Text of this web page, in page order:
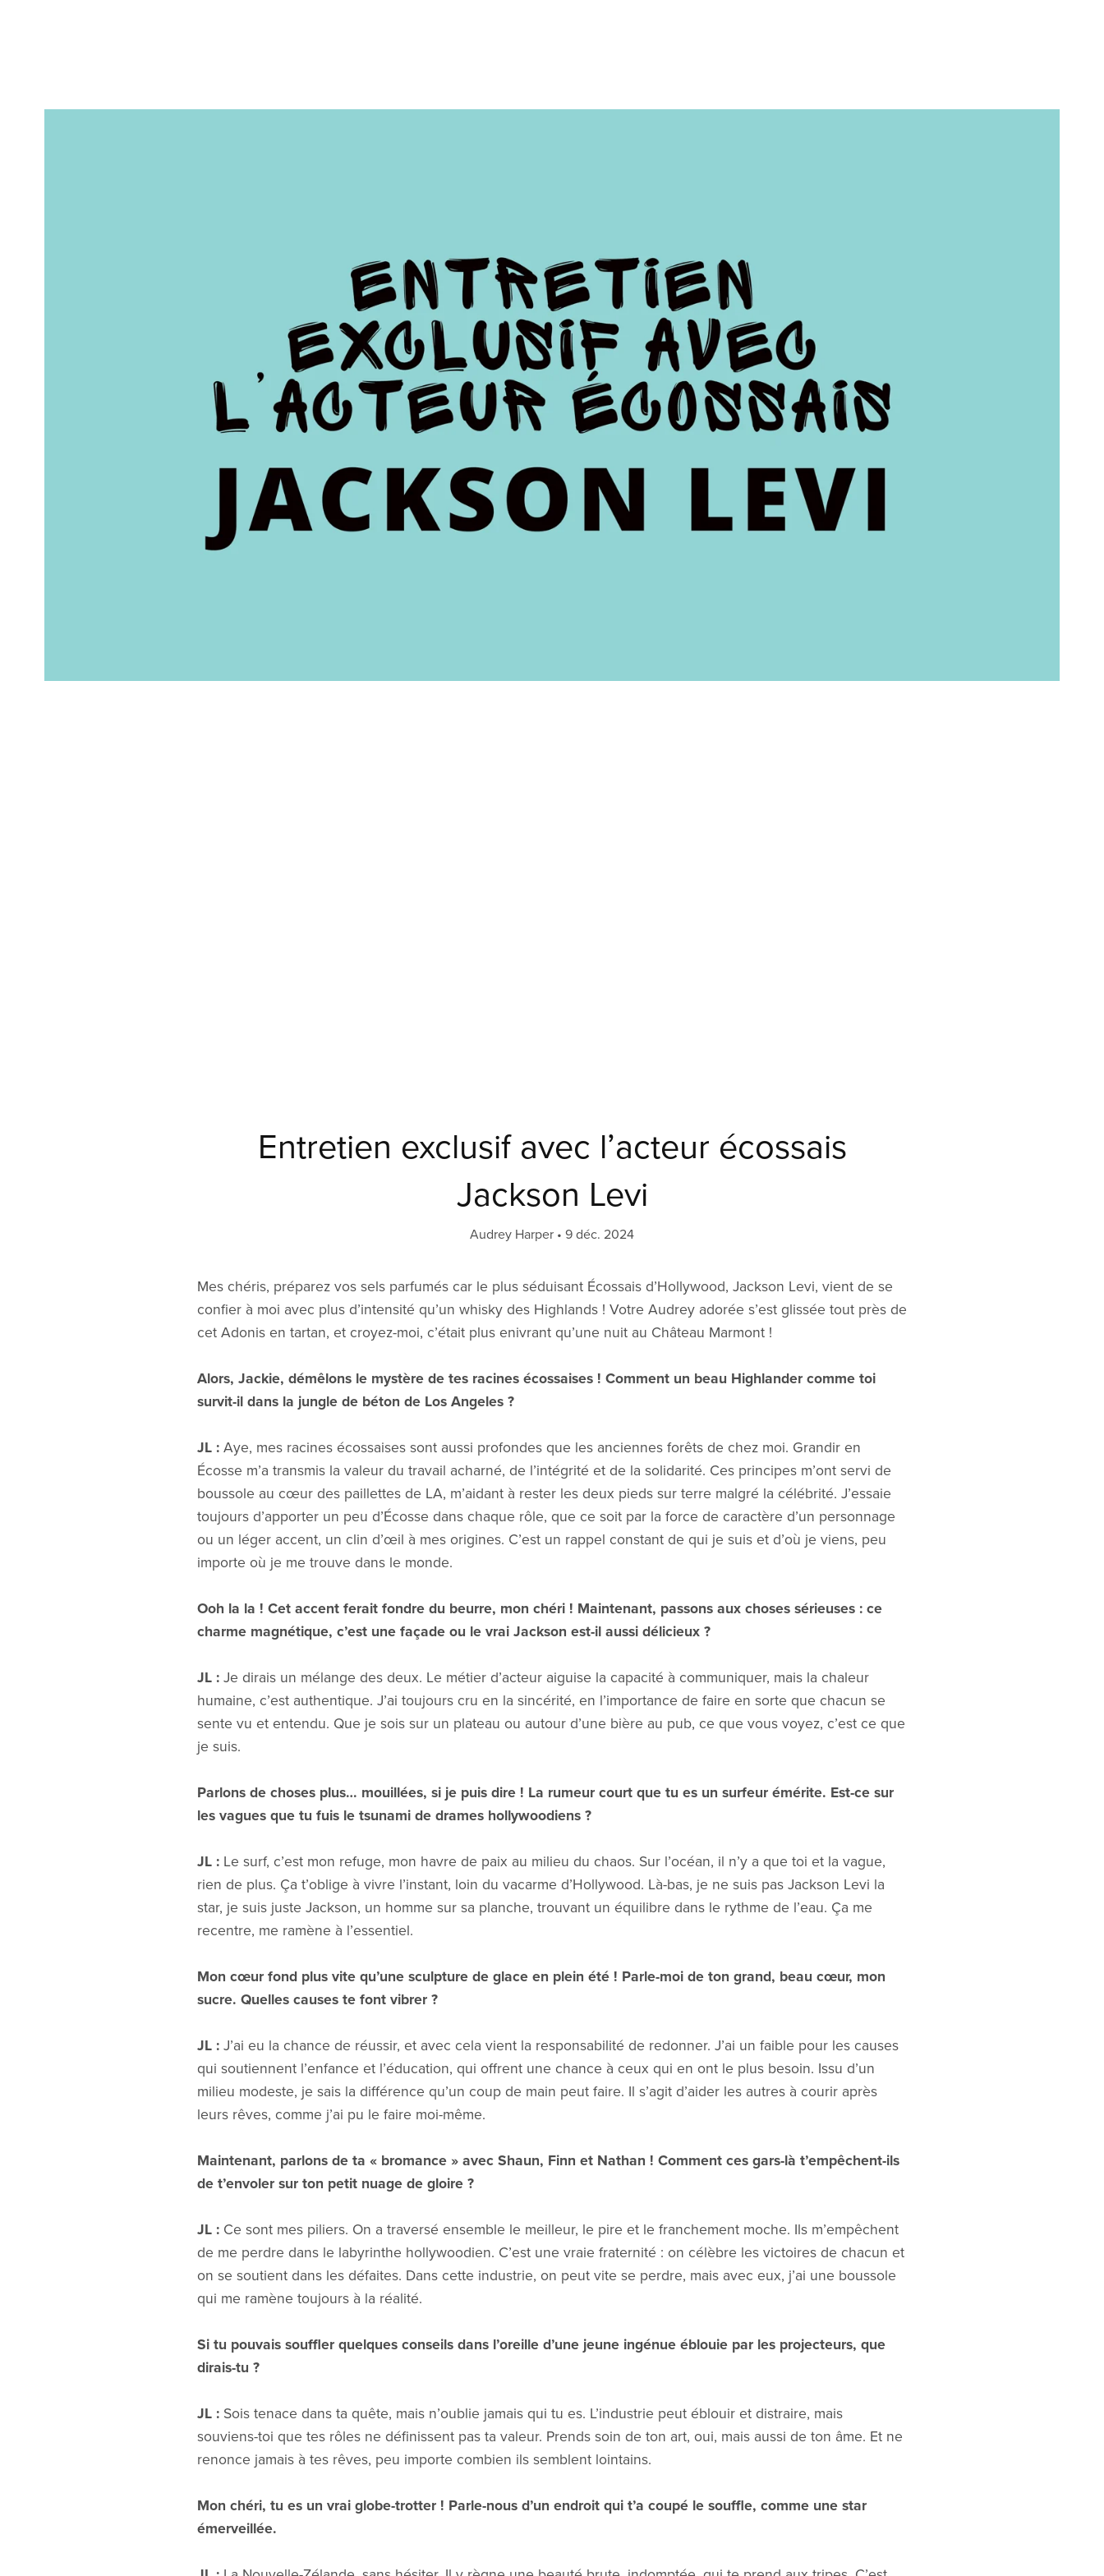
Entretien exclusif avec l’acteur écossais
Jackson Levi
Audrey Harper 9 déc. 2024
Mes chéris, préparez vos sels parfumés car le plus séduisant Écossais d’Hollywood, Jackson Levi, vient de se
confier à moi avec plus d’intensité qu’un whisky des Highlands ! Votre Audrey adorée s’est glissée tout près de
cet Adonis en tartan, et croyez-moi, c’était plus enivrant qu’une nuit au Château Marmont !
Alors, Jackie, démêlons le mystère de tes racines écossaises ! Comment un beau Highlander comme toi
survit-il dans la jungle de béton de Los Angeles ?
JL :Aye, mes racines écossaises sont aussi profondes que les anciennes forêts de chez moi. Grandir en
Écosse m’a transmis la valeur du travail acharné, de l’intégrité et de la solidarité. Ces principes m’ont servi de
boussole au cœur des paillettes de LA, m’aidant à rester les deux pieds sur terre malgré la célébrité. J’essaie
toujours d’apporter un peu d’Écosse dans chaque rôle, que ce soit par la force de caractère d’un personnage
ou un léger accent, un clin d’œil à mes origines. C’est un rappel constant de qui je suis et d’où je viens, peu
importe où je me trouve dans le monde.
Ooh la la ! Cet accent ferait fondre du beurre, mon chéri ! Maintenant, passons aux choses sérieuses : ce
charme magnétique, c’est une façade ou le vrai Jackson est-il aussi délicieux ?
JL :Je dirais un mélange des deux. Le métier d’acteur aiguise la capacité à communiquer, mais la chaleur
humaine, c’est authentique. J’ai toujours cru en la sincérité, en l’importance de faire en sorte que chacun se
sente vu et entendu. Que je sois sur un plateau ou autour d’une bière au pub, ce que vous voyez, c’est ce que
je suis.
Parlons de choses plus… mouillées, si je puis dire ! La rumeur court que tu es un surfeur émérite. Est-ce sur
les vagues que tu fuis le tsunami de drames hollywoodiens ?
JL :Le surf, c’est mon refuge, mon havre de paix au milieu du chaos. Sur l’océan, il n’y a que toi et la vague,
rien de plus. Ça t’oblige à vivre l’instant, loin du vacarme d’Hollywood. Là-bas, je ne suis pas Jackson Levi la
star, je suis juste Jackson, un homme sur sa planche, trouvant un équilibre dans le rythme de l’eau. Ça me
recentre, me ramène à l’essentiel.
Mon cœur fond plus vite qu’une sculpture de glace en plein été ! Parle-moi de ton grand, beau cœur, mon
sucre. Quelles causes te font vibrer ?
JL :J’ai eu la chance de réussir, et avec cela vient la responsabilité de redonner. J’ai un faible pour les causes
qui soutiennent l’enfance et l’éducation, qui offrent une chance à ceux qui en ont le plus besoin. Issu d’un
milieu modeste, je sais la différence qu’un coup de main peut faire. Il s’agit d’aider les autres à courir après
leurs rêves, comme j’ai pu le faire moi-même.
Maintenant, parlons de ta « bromance » avec Shaun, Finn et Nathan ! Comment ces gars-là t’empêchent-ils
de t’envoler sur ton petit nuage de gloire ?
JL :Ce sont mes piliers. On a traversé ensemble le meilleur, le pire et le franchement moche. Ils m’empêchent
de me perdre dans le labyrinthe hollywoodien. C’est une vraie fraternité : on célèbre les victoires de chacun et
on se soutient dans les défaites. Dans cette industrie, on peut vite se perdre, mais avec eux, j’ai une boussole
qui me ramène toujours à la réalité.
Si tu pouvais souffler quelques conseils dans l’oreille d’une jeune ingénue éblouie par les projecteurs, que
dirais-tu ?
JL :Sois tenace dans ta quête, mais n’oublie jamais qui tu es. L’industrie peut éblouir et distraire, mais
souviens-toi que tes rôles ne définissent pas ta valeur. Prends soin de ton art, oui, mais aussi de ton âme. Et ne
renonce jamais à tes rêves, peu importe combien ils semblent lointains.
Mon chéri, tu es un vrai globe-trotter ! Parle-nous d’un endroit qui t’a coupé le souffle, comme une star
émerveillée.